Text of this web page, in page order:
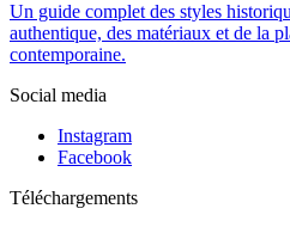
Un guide complet des styles
authentique, des matériaux et de la
contemporaine.
Social media
Instagram
Facebook
Téléchargements